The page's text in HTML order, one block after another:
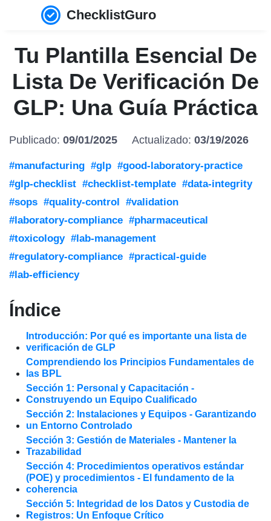
ChecklistGuro
Tu Plantilla Esencial De
Lista De Verificación De
GLP: Una Guía Práctica
Publicado: 09/01/2025 Actualizado: 03/19/2026
#manufacturing #glp #good-laboratory-practice
#glp-checklist #checklist-template #data-integrity
#sops #quality-control #validation
#laboratory-compliance #pharmaceutical
#toxicology #lab-management
#regulatory-compliance #practical-guide
#lab-efficiency
Índice
Introducción: Por qué es importante una lista de
verificación de GLP
Comprendiendo los Principios Fundamentales de
las BPL
Sección 1: Personal y Capacitación -
Construyendo un Equipo Cualificado
Sección 2: Instalaciones y Equipos - Garantizando
un Entorno Controlado
Sección 3: Gestión de Materiales - Mantener la
Trazabilidad
Sección 4: Procedimientos operativos estándar
(POE) y procedimientos - El fundamento de la
coherencia
Sección 5: Integridad de los Datos y Custodia de
Registros: Un Enfoque Crítico